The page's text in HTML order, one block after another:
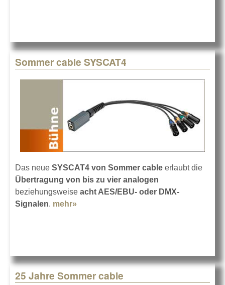
Sommer cable SYSCAT4
Das neue SYSCAT4 von Sommer cable erlaubt die
Übertragung von bis zu vier analogen
beziehungsweise acht AES/EBU- oder DMX-
Signalen. mehr»
25 Jahre Sommer cable